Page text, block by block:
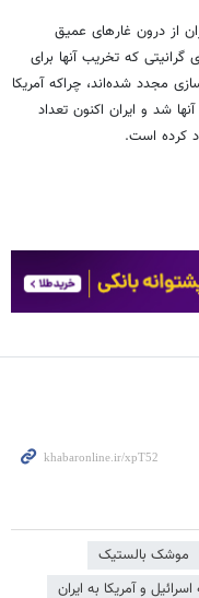
از درون غارهای عمیق
که تخریب آنها برای
مجدد شده‌اند، چراکه آمریکا
شد و ایران اکنون تعداد
کرده است.
موشک بالستیک
و آمریکا به ایران